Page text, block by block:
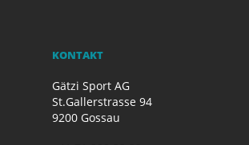
KONTAKT
Gätzi Sport AG
St.Gallerstrasse 94
9200 Gossau